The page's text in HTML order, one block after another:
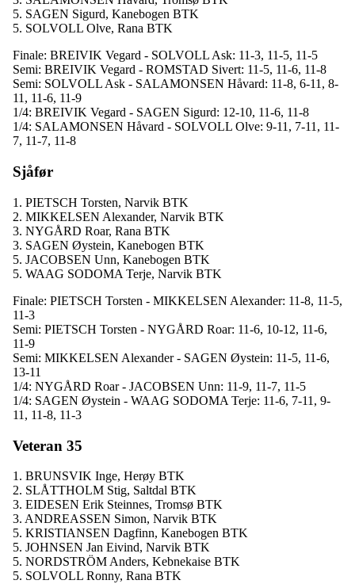
5. SAGEN Sigurd, Kanebogen BTK
5. SOLVOLL Olve, Rana BTK
Finale: BREIVIK Vegard - SOLVOLL Ask: 11-3, 11-5, 11-5
Semi: BREIVIK Vegard - ROMSTAD Sivert: 11-5, 11-6, 11-8
Semi: SOLVOLL Ask - SALAMONSEN Håvard: 11-8, 6-11, 8-
11, 11-6, 11-9
1/4: BREIVIK Vegard - SAGEN Sigurd: 12-10, 11-6, 11-8
1/4: SALAMONSEN Håvard - SOLVOLL Olve: 9-11, 7-11, 11-
7, 11-7, 11-8
Sjåfør
1. PIETSCH Torsten, Narvik BTK
2. MIKKELSEN Alexander, Narvik BTK
3. NYGÅRD Roar, Rana BTK
3. SAGEN Øystein, Kanebogen BTK
5. JACOBSEN Unn, Kanebogen BTK
5. WAAG SODOMA Terje, Narvik BTK
Finale: PIETSCH Torsten - MIKKELSEN Alexander: 11-8, 11-5,
11-3
Semi: PIETSCH Torsten - NYGÅRD Roar: 11-6, 10-12, 11-6,
11-9
Semi: MIKKELSEN Alexander - SAGEN Øystein: 11-5, 11-6,
13-11
1/4: NYGÅRD Roar - JACOBSEN Unn: 11-9, 11-7, 11-5
1/4: SAGEN Øystein - WAAG SODOMA Terje: 11-6, 7-11, 9-
11, 11-8, 11-3
Veteran 35
1. BRUNSVIK Inge, Herøy BTK
2. SLÅTTHOLM Stig, Saltdal BTK
3. EIDESEN Erik Steinnes, Tromsø BTK
3. ANDREASSEN Simon, Narvik BTK
5. KRISTIANSEN Dagfinn, Kanebogen BTK
5. JOHNSEN Jan Eivind, Narvik BTK
5. NORDSTRÖM Anders, Kebnekaise BTK
5. SOLVOLL Ronny, Rana BTK